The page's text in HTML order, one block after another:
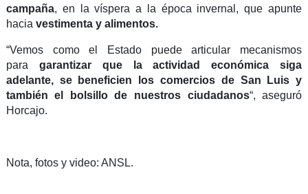
campaña, en la víspera a la época invernal, que apunte
hacia vestimenta y alimentos.
“Vemos como el Estado puede articular mecanismos
para garantizar que la actividad económica siga
adelante, se beneficien los comercios de San Luis y
también el bolsillo de nuestros ciudadanos“, aseguró
Horcajo.
Nota, fotos y video: ANSL.